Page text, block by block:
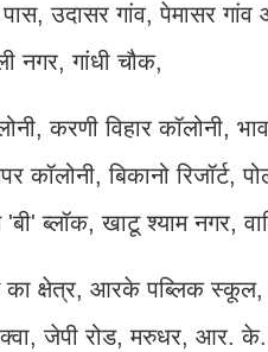
उदासर गांव, पेमासर गांव
नगर, गांधी चौक,
करणी विहार कॉलोनी,
कॉलोनी, बिकानो रिजॉर्ट,
ब्लॉक, खाटू श्याम नगर,
क्षेत्र, आरके पब्लिक स्कूल,
जेपी रोड, मरुधर, आर.